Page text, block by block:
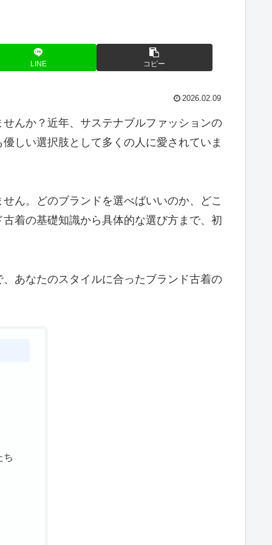
LINE コピー
2026.02.09
んか？近年、サステナブルファッションの
しい選択肢として多くの人に愛されていま
ん。どのブランドを選べばいいのか、どこ
着の基礎知識から具体的な選び方まで、初
あなたのスタイルに合ったブランド古着の
ち